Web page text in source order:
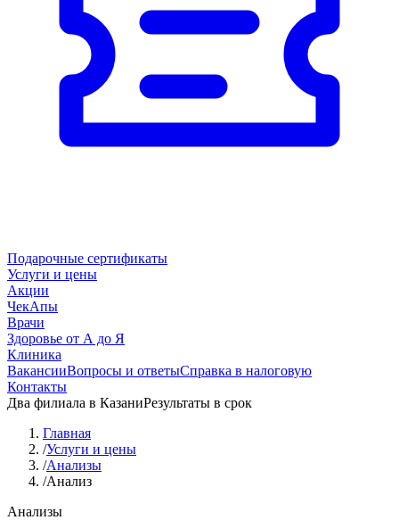
Подарочные сертификаты
Услуги и цены
Акции
ЧекАпы
Врачи
Здоровье от А до Я
Клиника
ВакансииВопросы и ответыСправка в налоговую
Контакты
Два филиала в КазаниРезультаты в срок
Главная
/Услуги и цены
/Анализы
/Анализ
Анализы